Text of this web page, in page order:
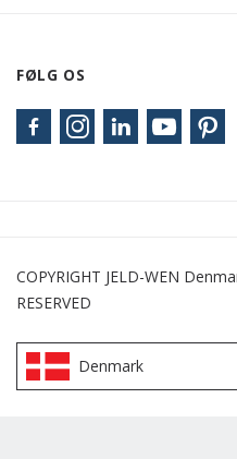
FØLG OS
COPYRIGHT JELD-WEN
RESERVED
Denmark